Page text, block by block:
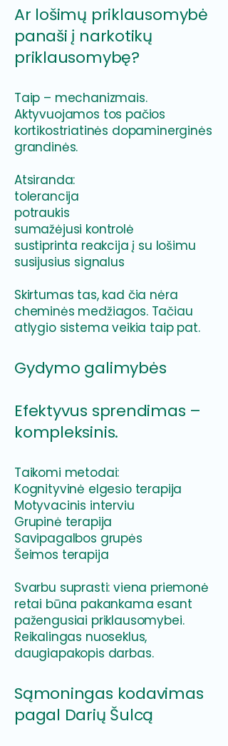
Ar lošimų priklausomybė
panaši į narkotikų
priklausomybę?
Taip – mechanizmais.
Aktyvuojamos tos pačios
kortikostriatinės dopaminerginės
grandinės.
Atsiranda:
tolerancija
potraukis
sumažėjusi kontrolė
sustiprinta reakcija į su lošimu
susijusius signalus
Skirtumas tas, kad čia nėra
cheminės medžiagos. Tačiau
atlygio sistema veikia taip pat.
Gydymo galimybės
Efektyvus sprendimas –
kompleksinis.
Taikomi metodai:
Kognityvinė elgesio terapija
Motyvacinis interviu
Grupinė terapija
Savipagalbos grupės
Šeimos terapija
Svarbu suprasti: viena priemonė
retai būna pakankama esant
pažengusiai priklausomybei.
Reikalingas nuoseklus,
daugiapakopis darbas.
Sąmoningas kodavimas
pagal Darių Šulcą